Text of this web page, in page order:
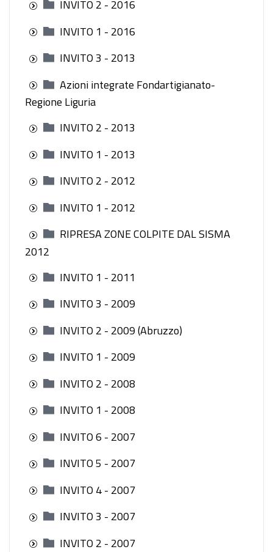
INVITO 2 - 2016
INVITO 1 - 2016
INVITO 3 - 2013
Azioni integrate Fondartigianato-
Regione Liguria
INVITO 2 - 2013
INVITO 1 - 2013
INVITO 2 - 2012
INVITO 1 - 2012
RIPRESA ZONE COLPITE DAL SISMA
2012
INVITO 1 - 2011
INVITO 3 - 2009
INVITO 2 - 2009 (Abruzzo)
INVITO 1 - 2009
INVITO 2 - 2008
INVITO 1 - 2008
INVITO 6 - 2007
INVITO 5 - 2007
INVITO 4 - 2007
INVITO 3 - 2007
INVITO 2 - 2007